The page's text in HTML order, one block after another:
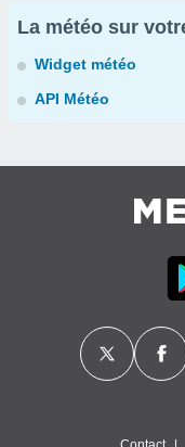
La météo sur
Widget météo
API Météo